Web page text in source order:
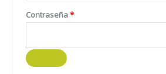
Contraseña*